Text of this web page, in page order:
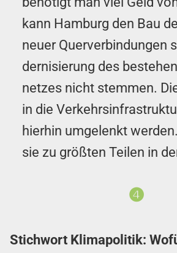
kann Hamburg den Bau
neuer Quer­ver­bind­ungen
dern­isier­ung des
netz­es nicht stemmen.
in die
hierhin umgelenkt
sie zu größten Teilen in
❹
Stichwort Klimapolitik: